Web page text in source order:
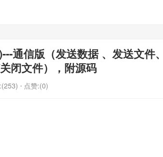
通信版（发送数据 、发送文件
闭文件），附源码
⋅ 点赞:(0)